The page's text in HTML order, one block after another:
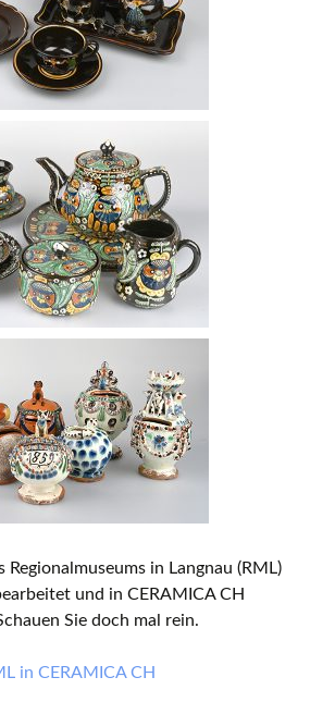
Regionalmuseums in Langnau (RML)
und in CERAMICA CH
Sie doch mal rein.
in CERAMICA CH